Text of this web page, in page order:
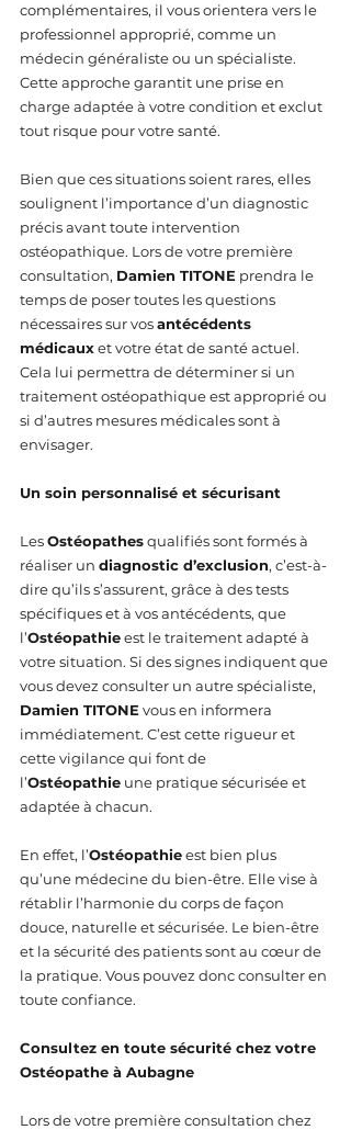
complémentaires, il vous orientera vers le
professionnel approprié, comme un
médecin généraliste ou un spécialiste.
Cette approche garantit une prise en
charge adaptée à votre condition et exclut
tout risque pour votre santé.
Bien que ces situations soient rares, elles
soulignent l’importance d’un diagnostic
précis avant toute intervention
ostéopathique. Lors de votre première
consultation, Damien TITONE prendra le
temps de poser toutes les questions
nécessaires sur vos antécédents
médicaux et votre état de santé actuel.
Cela lui permettra de déterminer si un
traitement ostéopathique est approprié ou
si d’autres mesures médicales sont à
envisager.
Un soin personnalisé et sécurisant
Les Ostéopathes qualifiés sont formés à
réaliser un diagnostic d’exclusion, c’est-à-
dire qu’ils s’assurent, grâce à des tests
spécifiques et à vos antécédents, que
l’Ostéopathie est le traitement adapté à
votre situation. Si des signes indiquent que
vous devez consulter un autre spécialiste,
Damien TITONE vous en informera
immédiatement. C’est cette rigueur et
cette vigilance qui font de
l’Ostéopathie une pratique sécurisée et
adaptée à chacun.
En effet, l’Ostéopathie est bien plus
qu’une médecine du bien-être. Elle vise à
rétablir l’harmonie du corps de façon
douce, naturelle et sécurisée. Le bien-être
et la sécurité des patients sont au cœur de
la pratique. Vous pouvez donc consulter en
toute confiance.
Consultez en toute sécurité chez votre
Ostéopathe à Aubagne
Lors de votre première consultation chez